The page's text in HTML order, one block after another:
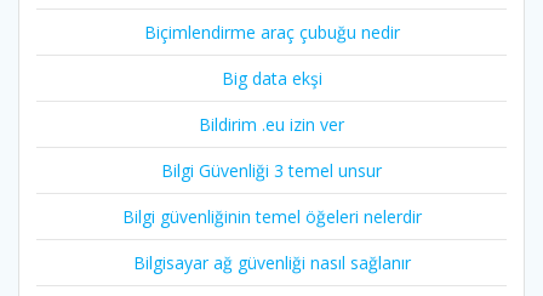
Biçimlendirme araç çubuğu nedir
Big data ekşi
Bildirim .eu izin ver
Bilgi Güvenliği 3 temel unsur
Bilgi güvenliğinin temel öğeleri nelerdir
Bilgisayar ağ güvenliği nasıl sağlanır